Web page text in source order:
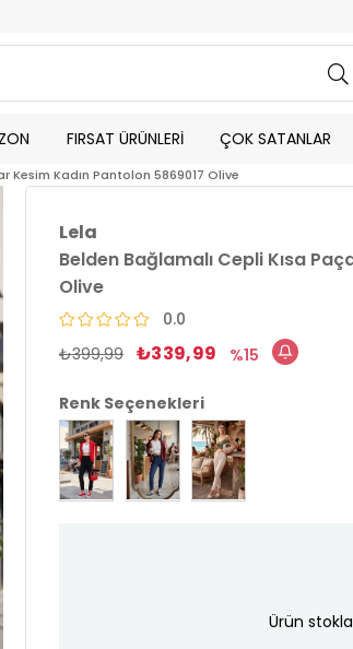
FIRSAT ÜRÜNLERİ ÇOK SATANLAR
Kesim Kadın Pantolon 5869017 Olive
Lela
Belden Bağlamalı Cepli Kısa
Olive
0.0
₺399,99 ₺339,99 15
Renk Seçenekleri
Ürün